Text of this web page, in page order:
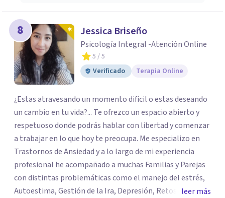
8 Jessica Briseño
Psicología Integral -Atención Online
5 / 5
Verificado
Terapia Online
¿Estas atravesando un momento difícil o estas deseando
un cambio en tu vida?... Te ofrezco un espacio abierto y
respetuoso donde podrás hablar con libertad y comenzar
a trabajar en lo que hoy te preocupa. Me especializo en
Trastornos de Ansiedad y a lo largo de mi experiencia
profesional he acompañado a muchas Familias y Parejas
con distintas problemáticas como el manejo del estrés,
Autoestima, Gestión de la Ira, Depresión, Retos en laleer más